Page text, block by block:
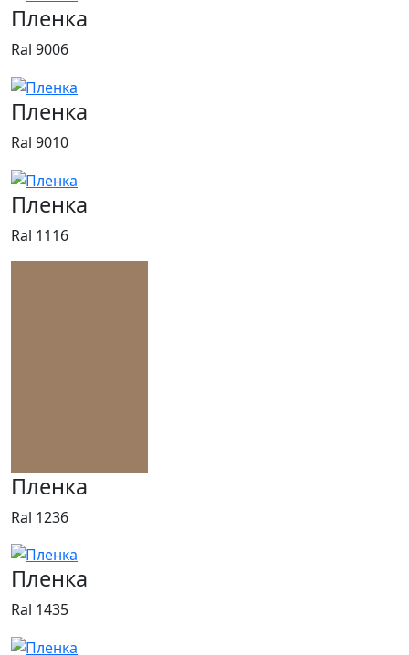
Пленка
Ral 9006
Пленка
Ral 9010
Пленка
Ral 1116
Пленка
Ral 1236
Пленка
Ral 1435